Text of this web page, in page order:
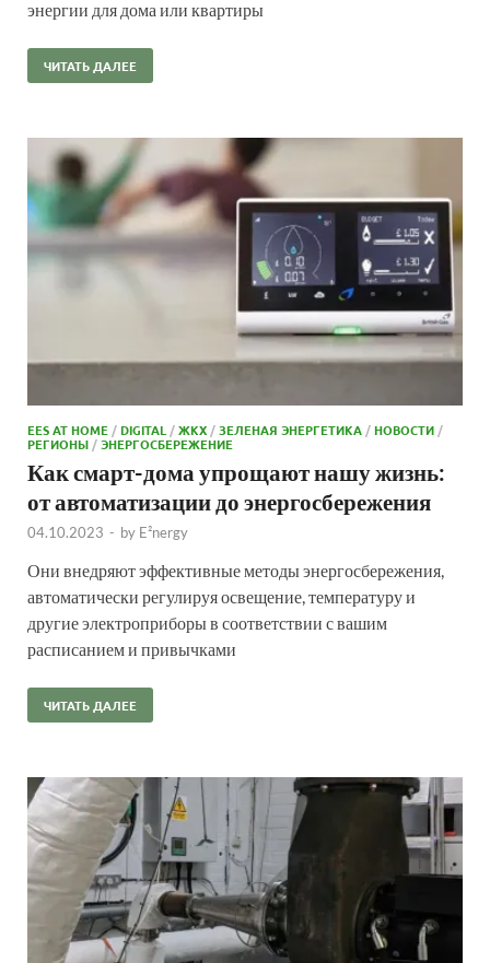
энергии для дома или квартиры
ЧИТАТЬ ДАЛЕЕ
EES AT HOME/DIGITAL/ЖКХ/ЗЕЛЕНАЯ ЭНЕРГЕТИКА/НОВОСТИ/
РЕГИОНЫ/ЭНЕРГОСБЕРЕЖЕНИЕ
Как смарт-дома упрощают нашу жизнь:
от автоматизации до энергосбережения
04.10.2023 - by E²nergy
Они внедряют эффективные методы энергосбережения,
автоматически регулируя освещение, температуру и
другие электроприборы в соответствии с вашим
расписанием и привычками
ЧИТАТЬ ДАЛЕЕ